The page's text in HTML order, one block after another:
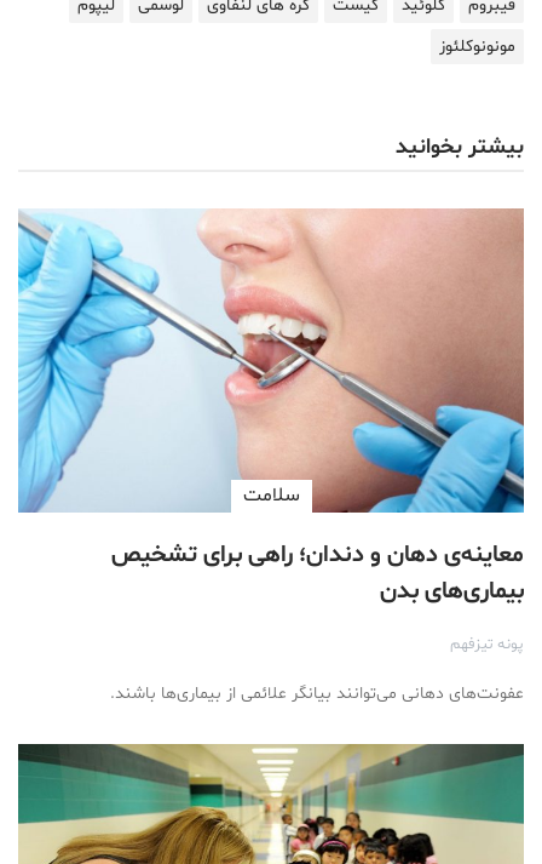
فیبروم‌ کلوئید کیست گره های لنفاوی لوسمی
لیپوم‌
مونونوکلئوز
بیشتر بخوانید
سلامت
معاینه‌ی دهان و دندان؛ راهی برای تشخیص
بیماری‌های بدن
پونه تیزفهم
عفونت‌های دهانی می‌توانند بیانگر علائمی از بیماری‌ها باشند.